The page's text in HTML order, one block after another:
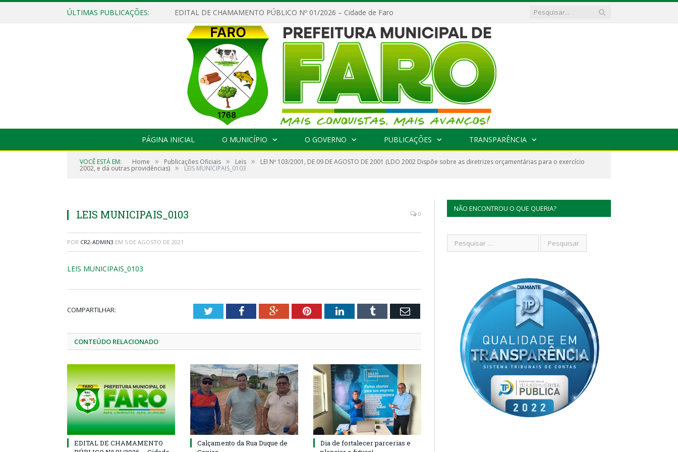
ÚLTIMAS PUBLICAÇÕES: EDITAL DE CHAMAMENTO PÚBLICO Nº 01/2026 – Cidade de Faro
PÁGINA INICIAL O MUNICÍPIO O GOVERNO PUBLICAÇÕES TRANSPARÊNCIA
VOCÊ ESTÁ EM: Home » Publicações Oficiais » Leis » LEI Nº 103/2001, DE 09 DE AGOSTO DE 2001 (LDO 2002 Dispõe sobre as diretrizes orçamentárias para o exercício
2002, e dá outras providências) » LEIS MUNICIPAIS_0103
LEIS MUNICIPAIS_0103 0
POR CR2-ADMIN3 EM 5 DE AGOSTO DE 2021
LEIS MUNICIPAIS_0103
COMPARTILHAR: TwitterFacebookGoogle+PinterestLinkedInTumblr Email
CONTEÚDO RELACIONADO
EDITAL DE CHAMAMENTO
Calçamento da Rua Duque de
Dia de fortalecer parcerias e
NÃO ENCONTROU O QUE QUERIA?